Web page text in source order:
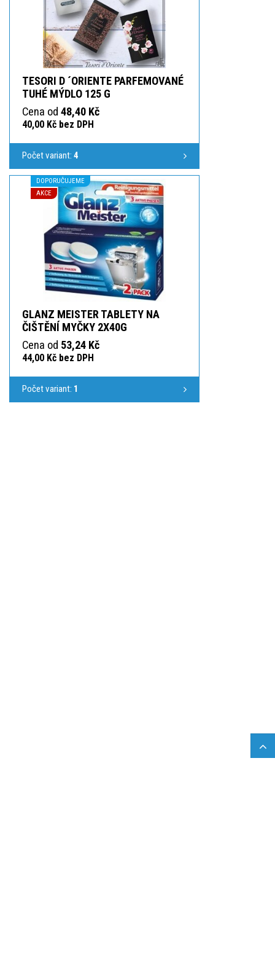
TESORI D ´ORIENTE PARFEMOVANÉ
TUHÉ MÝDLO 125 G
Cena od 48,40 Kč
40,00 Kč bez DPH
Počet variant: 4
DOPORUČUJEME
AKCE
GLANZ MEISTER TABLETY NA
ČIŠTĚNÍ MYČKY 2X40G
Cena od 53,24 Kč
44,00 Kč bez DPH
Počet variant: 1